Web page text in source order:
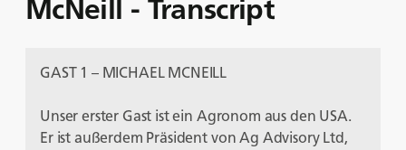
McNeill - Transcript
GAST 1 – MICHAEL MCNEILL
Unser erster Gast ist ein Agronom aus den USA.
Er ist außerdem Präsident von Ag Advisory Ltd,